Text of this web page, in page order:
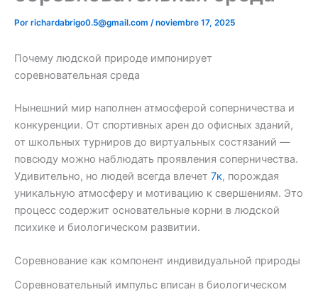
Por richardabrigo0.5@gmail.com /noviembre 17, 2025
Почему людской природе импонирует
соревновательная среда
Нынешний мир наполнен атмосферой соперничества и
конкуренции. От спортивных арен до офисных зданий,
от школьных турниров до виртуальных состязаний —
повсюду можно наблюдать проявления соперничества.
Удивительно, но людей всегда влечет 7к, порождая
уникальную атмосферу и мотивацию к свершениям. Это
процесс содержит основательные корни в людской
психике и биологическом развитии.
Соревнование как компонент индивидуальной природы
Соревновательный импульс вписан в биологическом